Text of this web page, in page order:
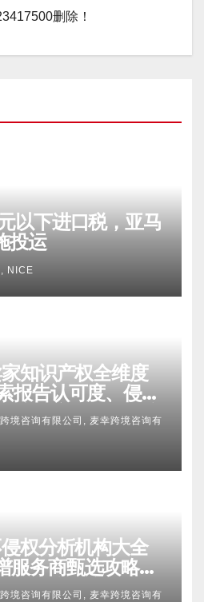
删除！
以下进口税，亚马
投运
NICE
知识产权全维度
报告认可度、侵权
应诉方法及服务商
境咨询有限公司, 麦幸跨境咨询有
权分析机构大全
服务商甄选攻略、
机构实力详解
境咨询有限公司, 麦幸跨境咨询有